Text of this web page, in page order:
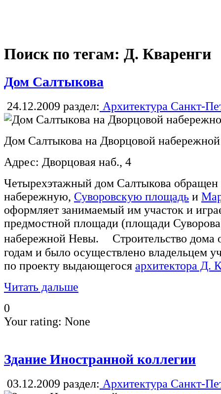
Поиск по тегам: Д. Кваренги
Дом Салтыкова
24.12.2009 раздел: Архитектура Санкт-
Дом Салтыкова на Дворцовой набережной
Адрес: Дворцовая наб., 4
Четырехэтажный дом Салтыкова
набережную, Суворовскую площадь и
оформляет занимаемый им участок и
предмостной площади (площади
набережной Невы. Строительство дома
годам и было осуществлено владельцем
по проекту выдающегося архитектора Д.
Читать дальше
0
Your rating: None
Здание Иностранной коллегии
03.12.2009 раздел: Архитектура Санкт-